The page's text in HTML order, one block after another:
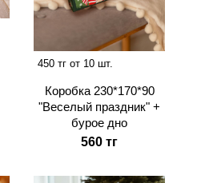
450 тг от 10 шт.
Коробка 230*170*90
"Веселый праздник" +
бурое дно
560 тг